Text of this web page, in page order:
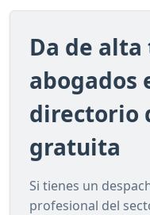
Da de alta
abogados
directorio
gratuita
Si tienes un
profesional del